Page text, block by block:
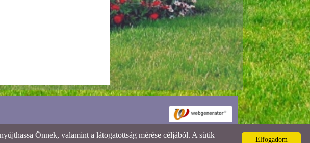
Elfogadom
Önnek, valamint a látogatottság mérése céljából. A sütik